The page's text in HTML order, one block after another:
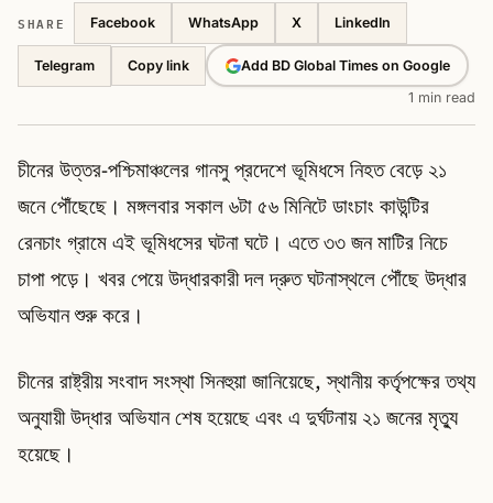
SHARE Facebook WhatsApp X LinkedIn
Telegram Copy link
Add BD Global Times on Google
1 min read
চীনের উত্তর-পশ্চিমাঞ্চলের গানসু প্রদেশে ভূমিধসে নিহত বেড়ে ২১
জনে পৌঁছেছে। মঙ্গলবার সকাল ৬টা ৫৬ মিনিটে ডাংচাং কাউন্টির
রেনচাং গ্রামে এই ভূমিধসের ঘটনা ঘটে। এতে ৩৩ জন মাটির নিচে
চাপা পড়ে। খবর পেয়ে উদ্ধারকারী দল দ্রুত ঘটনাস্থলে পৌঁছে উদ্ধার
অভিযান শুরু করে।
চীনের রাষ্ট্রীয় সংবাদ সংস্থা সিনহুয়া জানিয়েছে, স্থানীয় কর্তৃপক্ষের তথ্য
অনুযায়ী উদ্ধার অভিযান শেষ হয়েছে এবং এ দুর্ঘটনায় ২১ জনের মৃত্যু
হয়েছে।